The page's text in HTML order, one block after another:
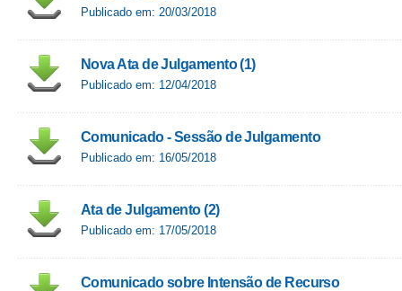
Publicado em: 20/03/2018
Nova Ata de Julgamento (1)
Publicado em: 12/04/2018
Comunicado - Sessão de Julgamento
Publicado em: 16/05/2018
Ata de Julgamento (2)
Publicado em: 17/05/2018
Comunicado sobre Intensão de Recurso